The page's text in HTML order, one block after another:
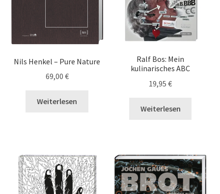
Nils Henkel – Pure Nature
69,00 €
Weiterlesen
Ralf Bos: Mein
kulinarisches ABC
19,95€
Weiterlesen